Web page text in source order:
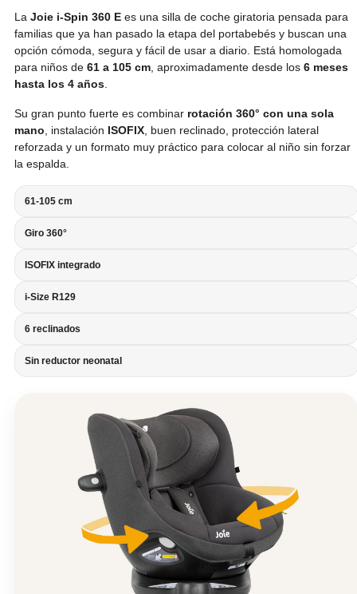
La Joie i-Spin 360 E es una silla de coche giratoria pensada para
familias que ya han pasado la etapa del portabebés y buscan una
opción cómoda, segura y fácil de usar a diario. Está homologada
para niños de 61 a 105 cm , aproximadamente desde los 6 meses
hasta los 4 años
Su gran punto fuerte es combinar rotación 360° con una sola
mano , instalación ISOFIX , buen reclinado, protección lateral
reforzada y un formato muy práctico para colocar al niño sin forzar
la espalda.
61-105 cm
Giro 360°
ISOFIX integrado
i-Size R129
6 reclinados
Sin reductor neonatal